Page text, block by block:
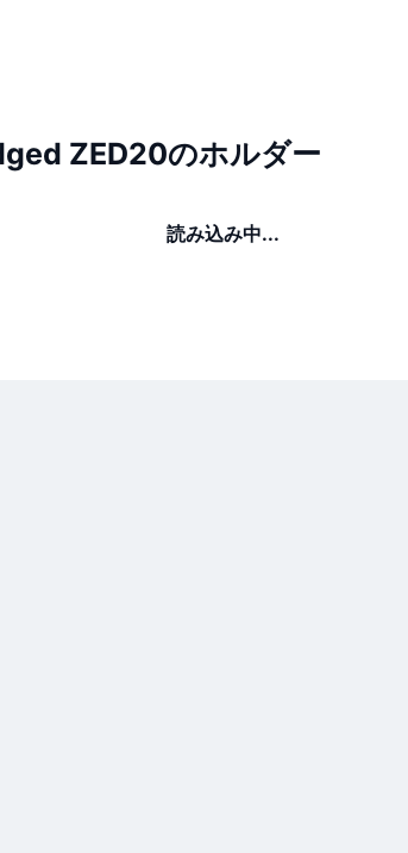
ZED20のホルダー
読み込み中...